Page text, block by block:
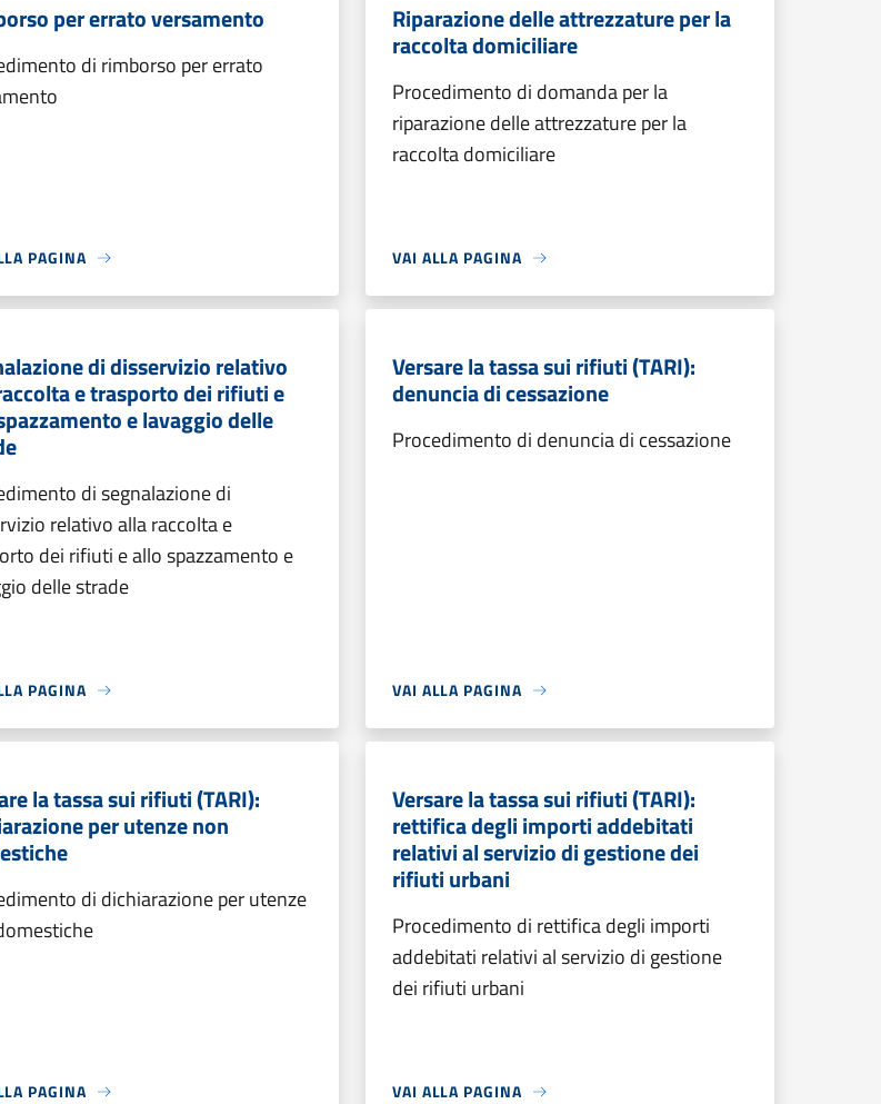
per errato versamento
di rimborso per errato
PAGINA
Riparazione delle attrezzature per la
raccolta domiciliare
Procedimento di domanda per la
riparazione delle attrezzature per la
raccolta domiciliare
VAI ALLA PAGINA
di disservizio relativo
e trasporto dei rifiuti e
e lavaggio delle
di segnalazione di
relativo alla raccolta e
dei rifiuti e allo spazzamento e
delle strade
PAGINA
Versare la tassa sui rifiuti (TARI):
denuncia di cessazione
Procedimento di denuncia di cessazione
VAI ALLA PAGINA
la tassa sui rifiuti (TARI):
per utenze non
di dichiarazione per utenze
PAGINA
Versare la tassa sui rifiuti (TARI):
rettifica degli importi addebitati
relativi al servizio di gestione dei
rifiuti urbani
Procedimento di rettifica degli importi
addebitati relativi al servizio di gestione
dei rifiuti urbani
VAI ALLA PAGINA